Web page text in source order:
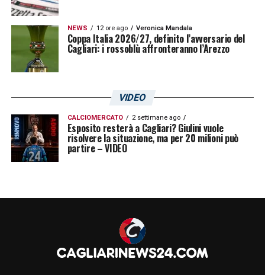
U
n post condiviso da Sebastiano Luperto (@lupo_6)
LA PLAYLIST DELLE NOSTRE TOP NEWS
NEWS 12 ore ago Veronica Mandala
Coppa Italia 2026/27, definito l’avversario del
Cagliari: i rossoblù affronteranno l’Arezzo
VIDEO
CALCIOMERCATO 2 settimane ago
Esposito resterà a Cagliari? Giulini vuole
risolvere la situazione, ma per 20 milioni può
partire – VIDEO